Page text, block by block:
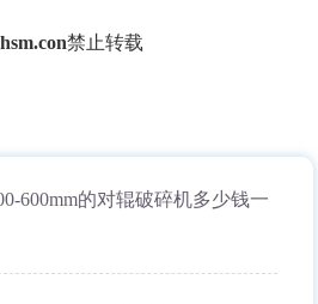
禁止转载
600mm的对辊破碎机多少钱一